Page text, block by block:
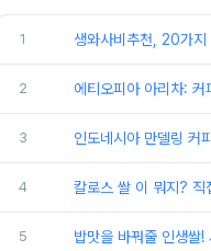
1 생와사비추천, 20가
2 에티오피아 아리차:
3 인도네시아 만델링 커
4 칼로스 쌀 이 뭐지? 직
5 밥맛을 바꿔줄 인생쌀